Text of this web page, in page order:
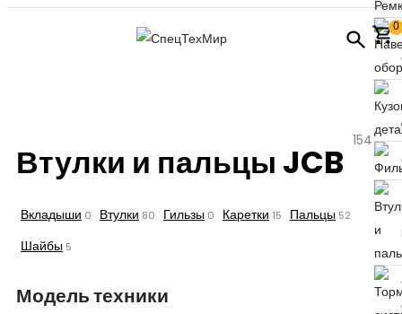
0
Втулки и пальцы JCB
154
Вкладыши 0 Втулки 80 Гильзы 0 Каретки 15 Пальцы 52
Шайбы 5
Модель техники